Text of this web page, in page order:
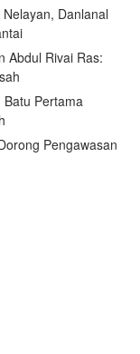
Danlanal
Abdul Rivai Ras:
Batu Pertama
Pengawasan